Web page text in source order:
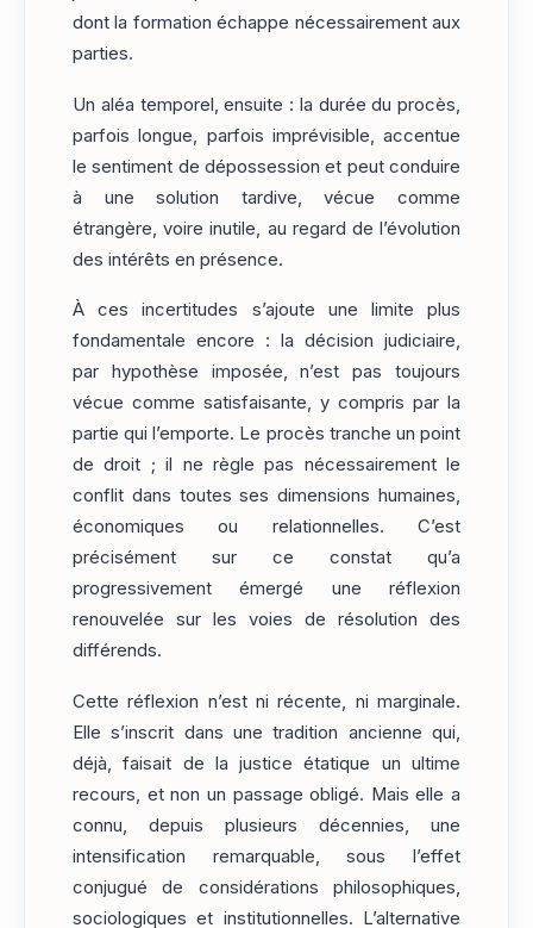
dont la formation échappe nécessairement aux
parties.
Un aléa temporel, ensuite : la durée du procès,
parfois longue, parfois imprévisible, accentue
le sentiment de dépossession et peut conduire
à une solution tardive, vécue comme
étrangère, voire inutile, au regard de l’évolution
des intérêts en présence.
À ces incertitudes s’ajoute une limite plus
fondamentale encore : la décision judiciaire,
par hypothèse imposée, n’est pas toujours
vécue comme satisfaisante, y compris par la
partie qui l’emporte. Le procès tranche un point
de droit ; il ne règle pas nécessairement le
conflit dans toutes ses dimensions humaines,
économiques ou relationnelles. C’est
précisément sur ce constat qu’a
progressivement émergé une réflexion
renouvelée sur les voies de résolution des
différends.
Cette réflexion n’est ni récente, ni marginale.
Elle s’inscrit dans une tradition ancienne qui,
déjà, faisait de la justice étatique un ultime
recours, et non un passage obligé. Mais elle a
connu, depuis plusieurs décennies, une
intensification remarquable, sous l’effet
conjugué de considérations philosophiques,
sociologiques et institutionnelles. L’alternative